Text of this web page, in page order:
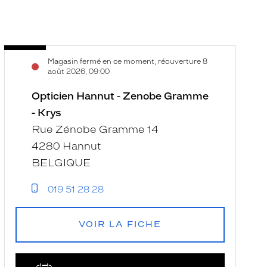
Opticien
Hannut
Zenobe
Gramme
Magasin fermé en ce moment, réouverture 8
août 2026, 09:00
Voir
Opticien Hannut - Zenobe Gramme
- Krys
Rue Zénobe Gramme 14
4280 Hannut
BELGIQUE
019 51 28 28
VOIR LA FICHE